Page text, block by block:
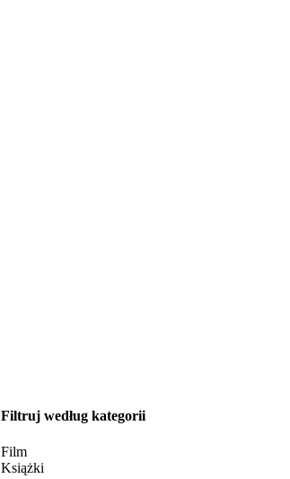
Filtruj według kategorii
Film
Książki